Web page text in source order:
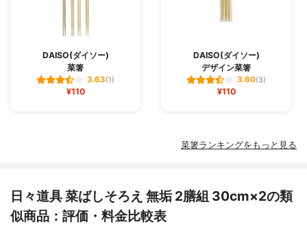
DAISO(ダイソー)
菜箸
3.63(1)
¥110
DAISO(ダイソー)
デザイン菜箸
3.60(3)
¥110
菜箸ランキングをもっと見る
日々道具 菜ばしそろえ 無垢 2膳組 30cm×2の類
似商品：評価・料金比較表